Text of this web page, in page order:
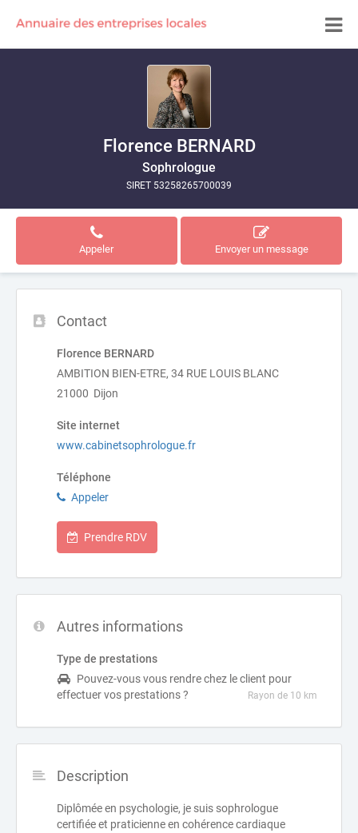
Florence BERNARD
Sophrologue
SIRET 53258265700039
Appeler Envoyer un message
Contact
Florence BERNARD
AMBITION BIEN-ETRE, 34 RUE LOUIS BLANC
21000 Dijon
Site internet
www.cabinetsophrologue.fr
Téléphone
Appeler
Prendre RDV
Autres informations
Type de prestations
Pouvez-vous vous rendre chez le client pour
effectuer vos prestations ?
Rayon de 10 km
Description
Diplômée en psychologie, je suis sophrologue
certifiée et praticienne en cohérence cardiaque